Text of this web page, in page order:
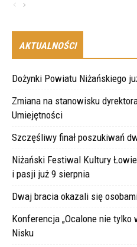
AKTUALNOŚCI
Dożynki Powiatu Niżańskiego
Zmiana na stanowisku
Umiejętności
Szczęśliwy finał poszukiwań
Niżański Festiwal Kultury
i pasji już 9 sierpnia
Dwaj bracia okazali się
Konferencja „Ocalone nie
Nisku